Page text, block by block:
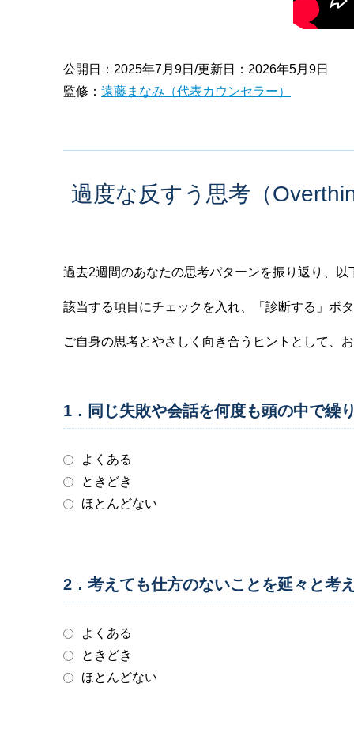
公開日：2025年7月9日/更新日：2026年5月9日
監修： 遠藤まなみ（代表カウンセラー）
過度な反すう思考（
過去2週間のあなたの思考パターンを振り返り、
該当する項目にチェックを入れ、「診断する」ボ
ご自身の思考とやさしく向き合うヒントとして、
1．同じ失敗や会話を何度も頭の中で繰
よくある
ときどき
ほとんどない
2．考えても仕方のないことを延々と考
よくある
ときどき
ほとんどない